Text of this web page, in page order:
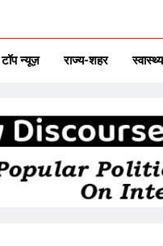
टॉप न्यूज़ राज्य-शहर स्वास्थ्य